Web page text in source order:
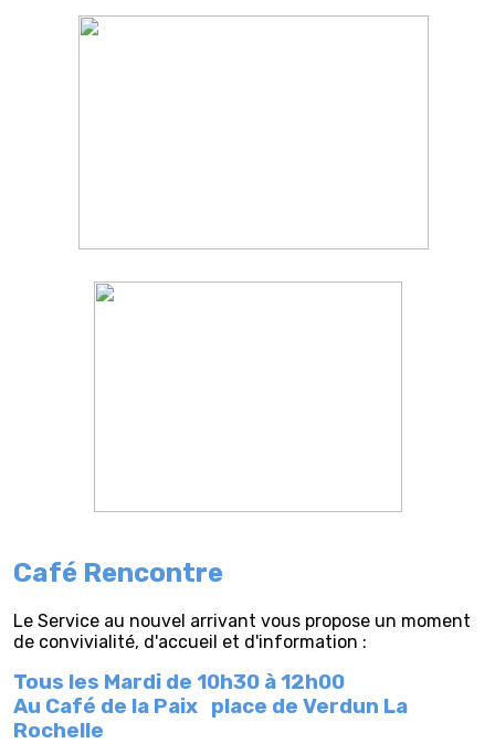
Café Rencontre
Le Service au nouvel arrivant vous propose un moment
de convivialité, d'accueil et d'information :
Tous les Mardi de 10h30 à 12h00
Au Café de la Paix place de Verdun La
Rochelle